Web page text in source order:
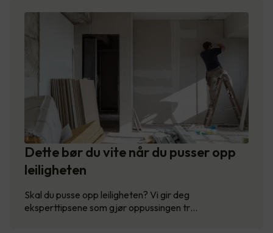
Dette bør du vite når du pusser opp
leiligheten
Skal du pusse opp leiligheten? Vi gir deg
eksperttipsene som gjør oppussingen tr…